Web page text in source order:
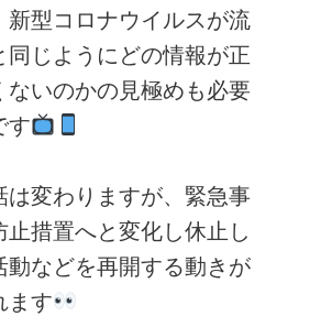
新型コロナウイルスが流
じようにどの情報が正
ないのかの見極めも必要
す
は変わりますが、緊急事
措置へと変化し休止し
動などを再開する動きが
ます